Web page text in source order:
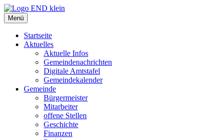
Zum
Inhalt
springen
Menü
Startseite
Aktuelles
Aktuelle Infos
Gemeindenachrichten
Digitale Amtstafel
Gemeindekalender
Gemeinde
Bürgermeister
Mitarbeiter
offene Stellen
Geschichte
Finanzen